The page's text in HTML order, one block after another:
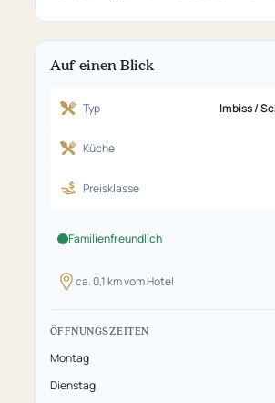
Auf einen Blick
Typ Imbiss /
Küche
Preisklasse
Familienfreundlich
ca. 0,1 km vom Hotel
ÖFFNUNGSZEITEN
Montag
Dienstag